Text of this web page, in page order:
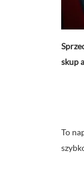
skup
To